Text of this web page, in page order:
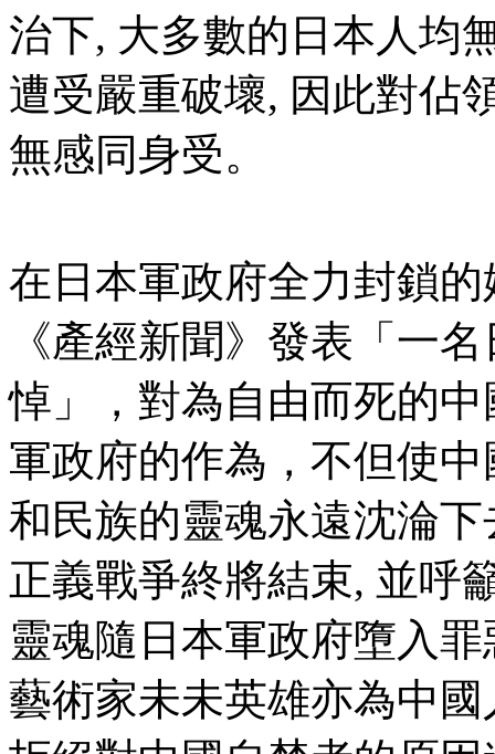
治下, 大多數的日本人均
遭受嚴重破壞, 因此對佔
無感同身受。
在日本軍政府全力封鎖
《產經新聞》發表「一
悼」，對為自由而死的
軍政府的作為，不但使
和民族的靈魂永遠沈淪
正義戰爭終將結束, 並呼
靈魂隨日本軍政府墮入
藝術家未未英雄亦為中